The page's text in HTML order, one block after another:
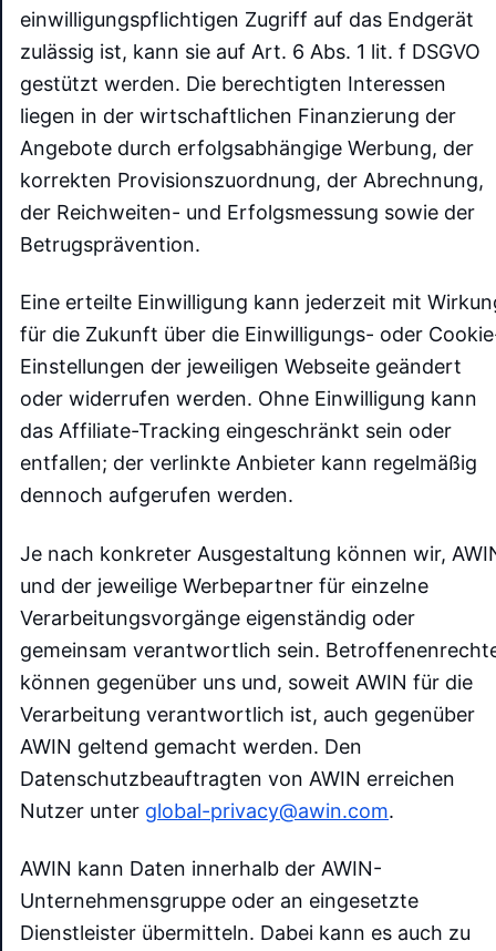
einwilligungspflichtigen Zugriff auf das Endgerät
zulässig ist, kann sie auf Art. 6 Abs. 1 lit. f DSGVO
gestützt werden. Die berechtigten Interessen
liegen in der wirtschaftlichen Finanzierung der
Angebote durch erfolgsabhängige Werbung, der
korrekten Provisionszuordnung, der Abrechnung,
der Reichweiten- und Erfolgsmessung sowie der
Betrugsprävention.
Eine erteilte Einwilligung kann jederzeit mit
für die Zukunft über die Einwilligungs- oder
Einstellungen der jeweiligen Webseite geändert
oder widerrufen werden. Ohne Einwilligung kann
das Affiliate-Tracking eingeschränkt sein oder
entfallen; der verlinkte Anbieter kann regelmäßig
dennoch aufgerufen werden.
Je nach konkreter Ausgestaltung können wir,
und der jeweilige Werbepartner für einzelne
Verarbeitungsvorgänge eigenständig oder
gemeinsam verantwortlich sein.
können gegenüber uns und, soweit AWIN für die
Verarbeitung verantwortlich ist, auch gegenüber
AWIN geltend gemacht werden. Den
Datenschutzbeauftragten von AWIN erreichen
Nutzer unter global-privacy@awin.com.
AWIN kann Daten innerhalb der AWIN-
Unternehmensgruppe oder an eingesetzte
Dienstleister übermitteln. Dabei kann es auch zu